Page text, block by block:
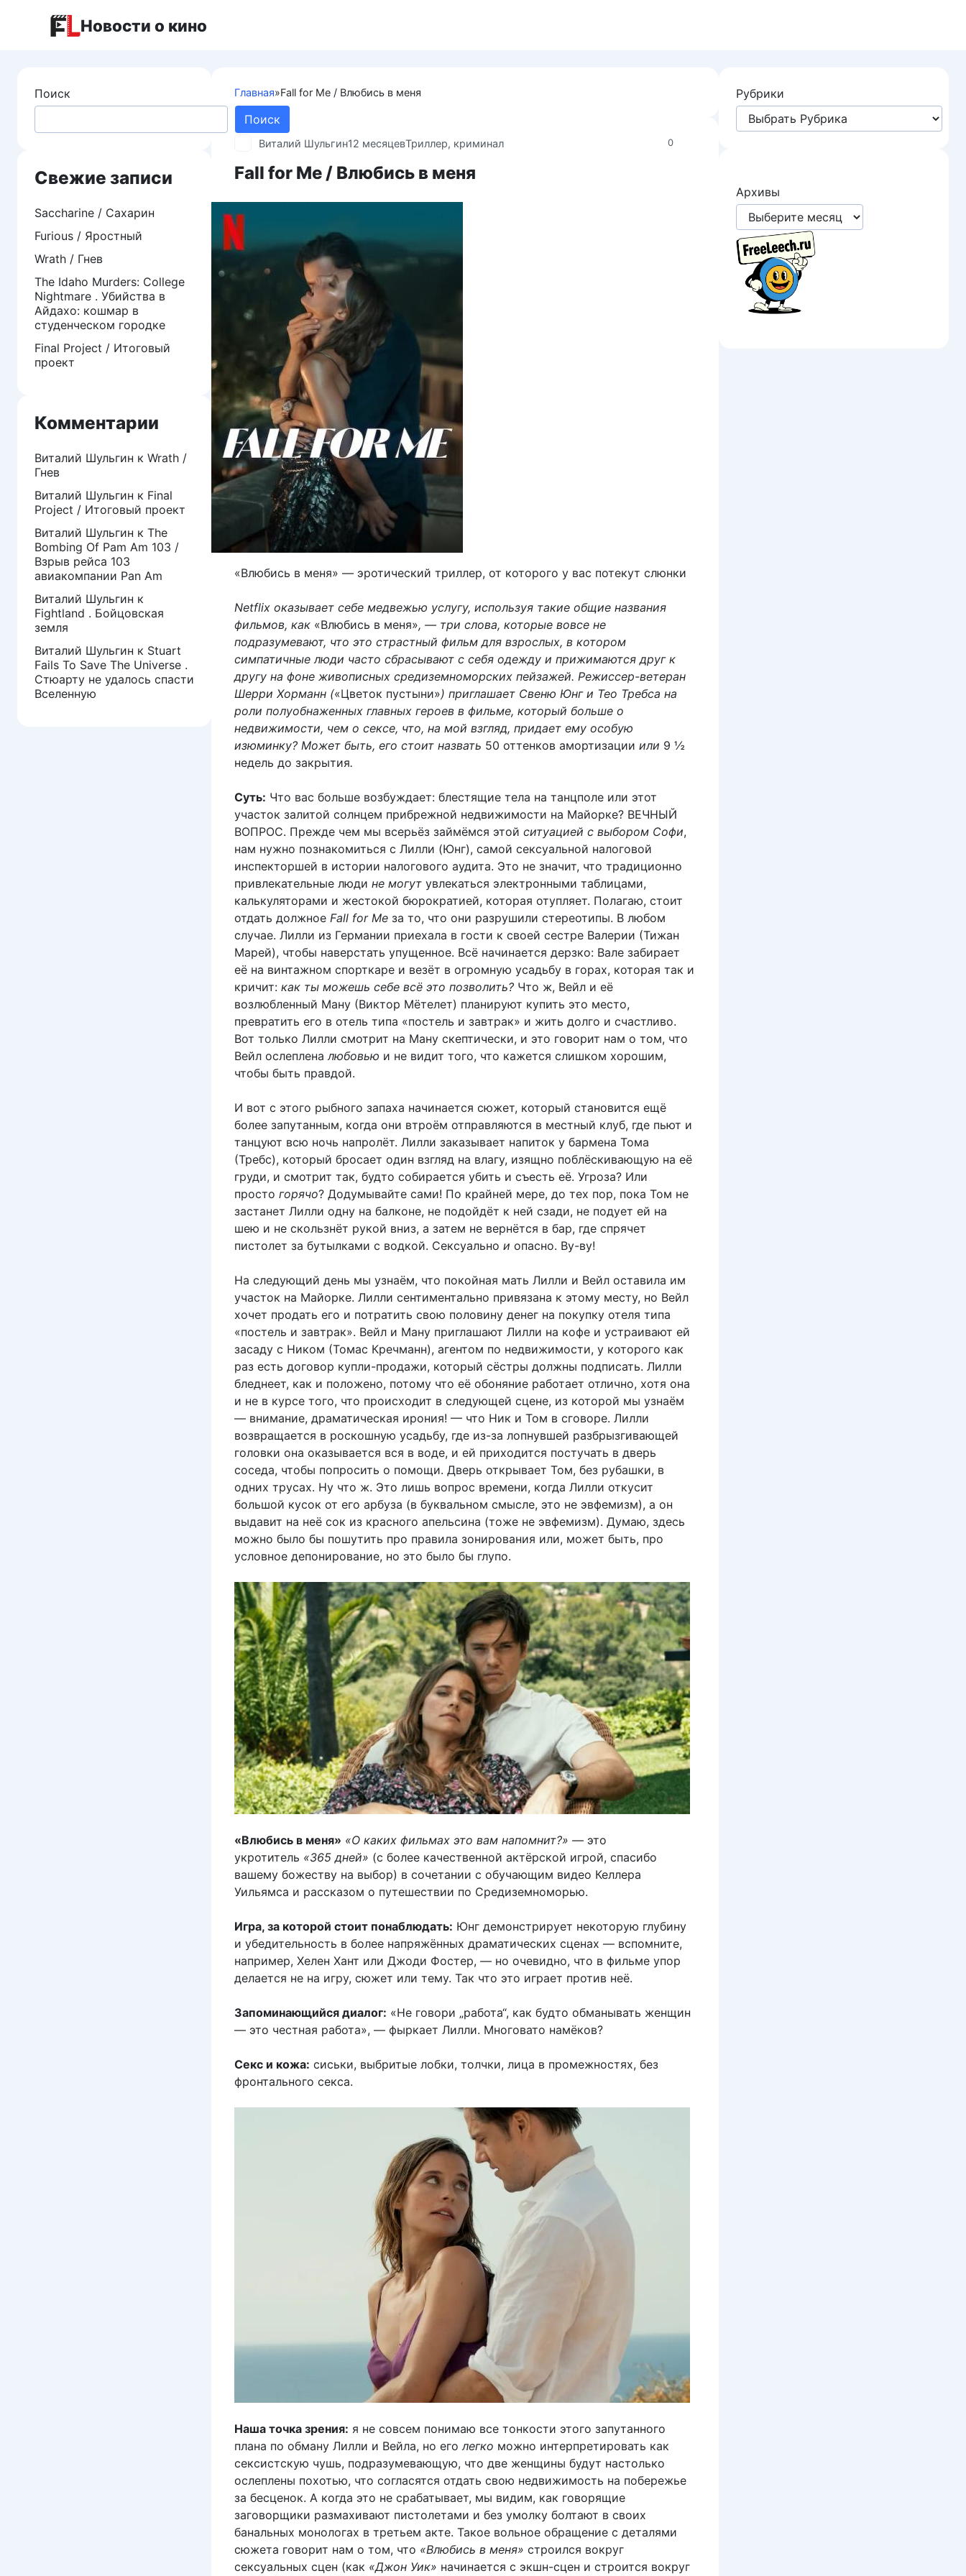
Новости о кино
Главная»Fall for Me / Влюбись в меня
0
Виталий Шульгин12 месяцевТриллер, криминал
Fall for Me / Влюбись в меня
«Влюбись в меня» — эротический триллер, от которого у вас потекут слюнки
Netflix оказывает себе медвежью услугу, используя такие общие названия
фильмов, как «Влюбись в меня», — три слова, которые вовсе не
подразумевают, что это страстный фильм для взрослых, в котором
симпатичные люди часто сбрасывают с себя одежду и прижимаются друг к
другу на фоне живописных средиземноморских пейзажей. Режиссер-ветеран
Шерри Хорманн («Цветок пустыни») приглашает Свеню Юнг и Тео Требса на
роли полуобнаженных главных героев в фильме, который больше о
недвижимости, чем о сексе, что, на мой взгляд, придает ему особую
изюминку? Может быть, его стоит назвать 50 оттенков амортизации или 9 ½
недель до закрытия.
Суть: Что вас больше возбуждает: блестящие тела на танцполе или этот
участок залитой солнцем прибрежной недвижимости на Майорке? ВЕЧНЫЙ
ВОПРОС. Прежде чем мы всерьёз займёмся этой ситуацией с выбором Софи,
нам нужно познакомиться с Лилли (Юнг), самой сексуальной налоговой
инспекторшей в истории налогового аудита. Это не значит, что традиционно
привлекательные люди не могут увлекаться электронными таблицами,
калькуляторами и жестокой бюрократией, которая отупляет. Полагаю, стоит
отдать должное Fall for Me за то, что они разрушили стереотипы. В любом
случае. Лилли из Германии приехала в гости к своей сестре Валерии (Тижан
Марей), чтобы наверстать упущенное. Всё начинается дерзко: Вале забирает
её на винтажном спорткаре и везёт в огромную усадьбу в горах, которая так и
кричит: как ты можешь себе всё это позволить? Что ж, Вейл и её
возлюбленный Ману (Виктор Мётелет) планируют купить это место,
превратить его в отель типа «постель и завтрак» и жить долго и счастливо.
Вот только Лилли смотрит на Ману скептически, и это говорит нам о том, что
Вейл ослепленалюбовью и не видит того, что кажется слишком хорошим,
чтобы быть правдой.
И вот с этого рыбного запаха начинается сюжет, который становится ещё
более запутанным, когда они втроём отправляются в местный клуб, где пьют и
танцуют всю ночь напролёт. Лилли заказывает напиток у бармена Тома
(Требс), который бросает один взгляд на влагу, изящно поблёскивающую на её
груди, и смотрит так, будто собирается убить и съесть её. Угроза? Или
просто горячо? Додумывайте сами! По крайней мере, до тех пор, пока Том не
застанет Лилли одну на балконе, не подойдёт к ней сзади, не подует ей на
шею и не скользнёт рукой вниз, а затем не вернётся в бар, где спрячет
пистолет за бутылками с водкой. Сексуально и опасно. Ву-ву!
На следующий день мы узнаём, что покойная мать Лилли и Вейл оставила им
участок на Майорке. Лилли сентиментально привязана к этому месту, но Вейл
хочет продать его и потратить свою половину денег на покупку отеля типа
«постель и завтрак». Вейл и Ману приглашают Лилли на кофе и устраивают ей
засаду с Ником (Томас Кречманн), агентом по недвижимости, у которого как
раз есть договор купли-продажи, который сёстры должны подписать. Лилли
бледнеет, как и положено, потому что её обоняние работает отлично, хотя она
и не в курсе того, что происходит в следующей сцене, из которой мы узнаём
— внимание, драматическая ирония! — что Ник и Том в сговоре. Лилли
возвращается в роскошную усадьбу, где из-за лопнувшей разбрызгивающей
головки она оказывается вся в воде, и ей приходится постучать в дверь
соседа, чтобы попросить о помощи. Дверь открывает Том, без рубашки, в
одних трусах. Ну что ж. Это лишь вопрос времени, когда Лилли откусит
большой кусок от его арбуза (в буквальном смысле, это не эвфемизм), а он
выдавит на неё сок из красного апельсина (тоже не эвфемизм). Думаю, здесь
можно было бы пошутить про правила зонирования или, может быть, про
условное депонирование, но это было бы глупо.
«Влюбись в меня» «О каких фильмах это вам напомнит?» — это
укротитель «365 дней» (с более качественной актёрской игрой, спасибо
вашему божеству на выбор) в сочетании с обучающим видео Келлера
Уильямса и рассказом о путешествии по Средиземноморью.
Игра, за которой стоит понаблюдать: Юнг демонстрирует некоторую глубину
и убедительность в более напряжённых драматических сценах — вспомните,
например, Хелен Хант или Джоди Фостер, — но очевидно, что в фильме упор
делается не на игру, сюжет или тему. Так что это играет против неё.
Запоминающийся диалог: «Не говори „работа“, как будто обманывать женщин
— это честная работа», — фыркает Лилли. Многовато намёков?
Секс и кожа: сиськи, выбритые лобки, толчки, лица в промежностях, без
фронтального секса.
Наша точка зрения: я не совсем понимаю все тонкости этого запутанного
плана по обману Лилли и Вейла, но еголегко можно интерпретировать как
сексистскую чушь, подразумевающую, что две женщины будут настолько
ослеплены похотью, что согласятся отдать свою недвижимость на побережье
за бесценок. А когда это не срабатывает, мы видим, как говорящие
заговорщики размахивают пистолетами и без умолку болтают в своих
банальных монологах в третьем акте. Такое вольное обращение с деталями
сюжета говорит нам о том, что «Влюбись в меня» строился вокруг
сексуальных сцен (как «Джон Уик» начинается с экшн-сцен и строится вокруг
Поиск
Поиск
Свежие записи
Saccharine / Сахарин
Furious / Яростный
Wrath / Гнев
The Idaho Murders: College
Nightmare . Убийства в
Айдахо: кошмар в
студенческом городке
Final Project / Итоговый
проект
Комментарии
Виталий Шульгин к Wrath /
Гнев
Виталий Шульгин к Final
Project / Итоговый проект
Виталий Шульгин к The
Bombing Of Pam Am 103 /
Взрыв рейса 103
авиакомпании Pan Am
Виталий Шульгин к
Fightland . Бойцовская
земля
Виталий Шульгин к Stuart
Fails To Save The Universe .
Стюарту не удалось спасти
Вселенную
Рубрики
Архивы